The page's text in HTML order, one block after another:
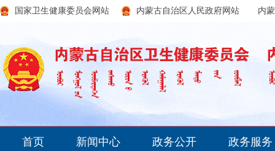
国家卫生健康委员会网站 内蒙古自治区人民政府网站 内
首页 新闻中心 政务公开 政务服务